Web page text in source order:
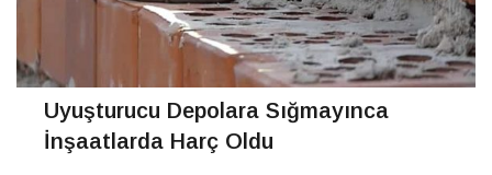
Uyuşturucu Depolara Sığmayınca
İnşaatlarda Harç Oldu